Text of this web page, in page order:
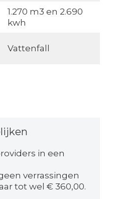
1.270 m3 en 2.690
kwh
Vattenfall
in een
verrassingen
tot wel € 360,00.